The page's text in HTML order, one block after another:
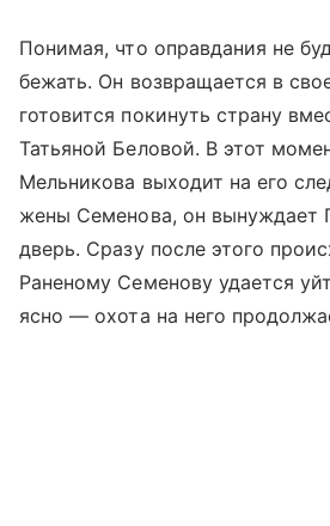
Понимая, что оправдания не
бежать. Он возвращается в
готовится покинуть страну
Татьяной Беловой. В этот
Мельникова выходит на его
жены Семенова, он вынуждает
дверь. Сразу после этого
Раненому Семенову удается
ясно — охота на него